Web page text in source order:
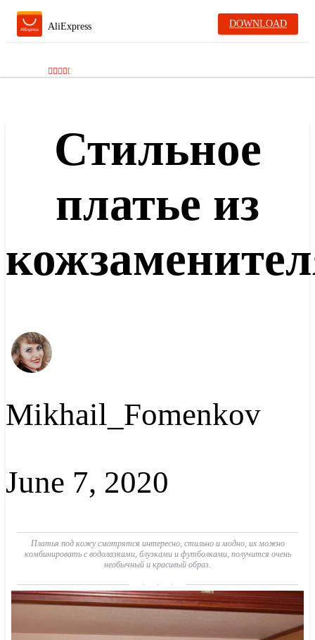
AliExpress DOWNLOAD
Стильное
платье из
Mikhail_Fomenkov
June 7, 2020
Платья под кожу смотрятся интересно, стильно и модно, их можно
комбинировать с водолазками, блузками и футболками, получится очень
необычный и красивый образ.